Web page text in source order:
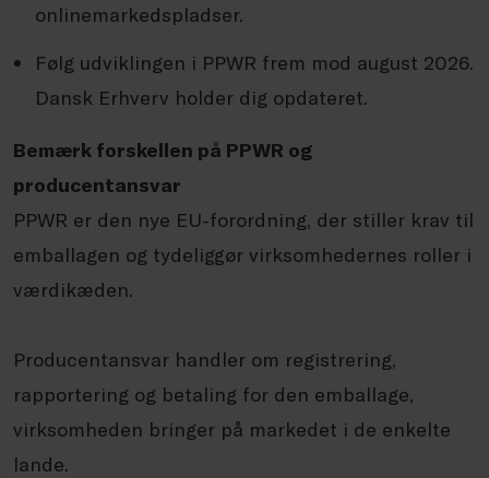
onlinemarkedspladser.
Følg udviklingen i PPWR frem mod august 2026.
Dansk Erhverv holder dig opdateret.
Bemærk forskellen på PPWR og
producentansvar
PPWR er den nye EU-forordning, der stiller krav til
emballagen og tydeliggør virksomhedernes roller i
værdikæden.
Producentansvar handler om registrering,
rapportering og betaling for den emballage,
virksomheden bringer på markedet i de enkelte
lande.